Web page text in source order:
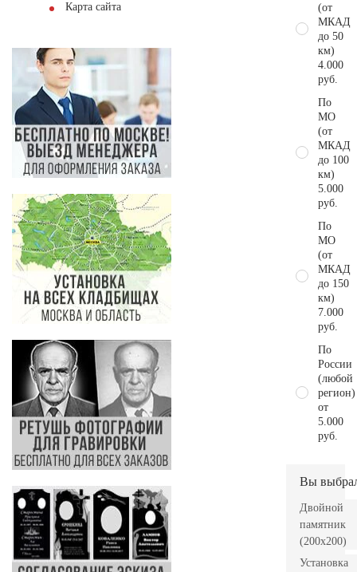
Карта сайта
(от
МКАД
до 50
км)
4.000
руб.
По
МО
(от
МКАД
до 100
км)
5.000
руб.
По
МО
(от
МКАД
до 150
км)
7.000
руб.
По
России
(любой
регион)
от
5.000
руб.
Вы
Двойной
памятник
(200x200)
Установка